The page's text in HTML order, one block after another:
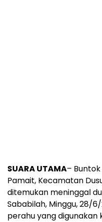
SUARA UTAMA–
Pamait, Kecamatan
ditemukan meninggal
Sababilah, Minggu, 28/6/
perahu yang digunakan